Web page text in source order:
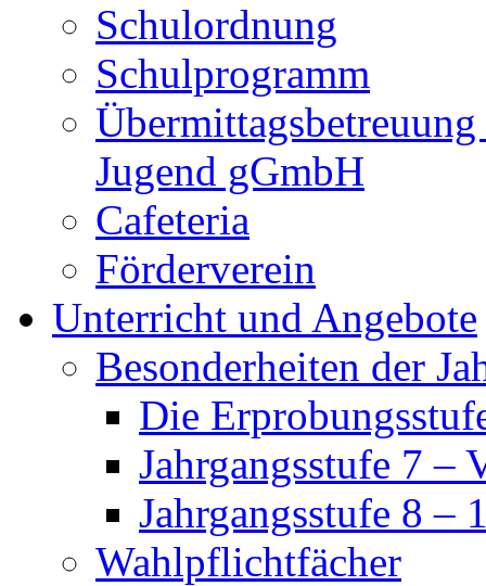
Schulordnung
Schulprogramm
Jugend gGmbH
Cafeteria
Förderverein
Unterricht und Angebote
Besonderheiten der
Die
Jahrgangsstufe 7 –
Jahrgangsstufe 8 –
Wahlpflichtfächer